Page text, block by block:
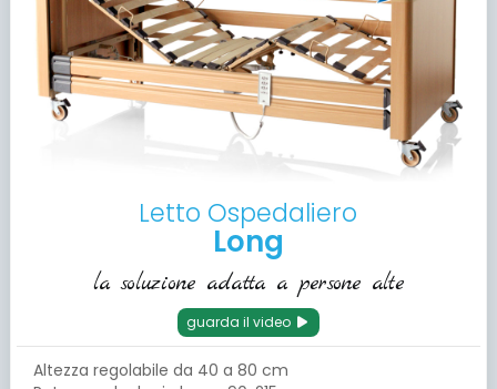
Letto Ospedaliero
Long
la soluzione adatta a persone alte
guarda il video
Altezza regolabile da 40 a 80 cm